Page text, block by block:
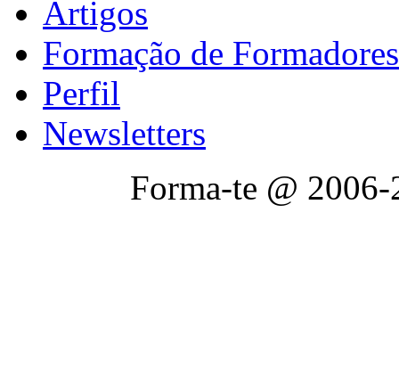
Artigos
Formação de Formadores
Perfil
Newsletters
Forma-te @